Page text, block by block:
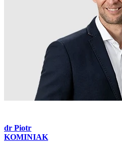
dr Piotr
KOMINIAK